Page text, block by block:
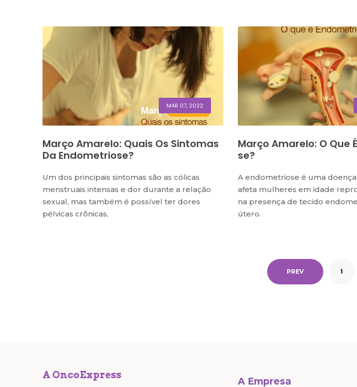
MAR 07, 2022
Março Amarelo: Quais Os Sintomas
Da Endometriose?
Um dos principais sintomas são as cólicas
menstruais intensas e dor durante a relação
sexual, mas também é possível ter dores
pélvicas crônicas,
Março Amarelo: O Que
Se?
A endometriose é uma
afeta mulheres em idade
na presença de tecido
útero.
PREV 1
A OncoExpress
A Empresa